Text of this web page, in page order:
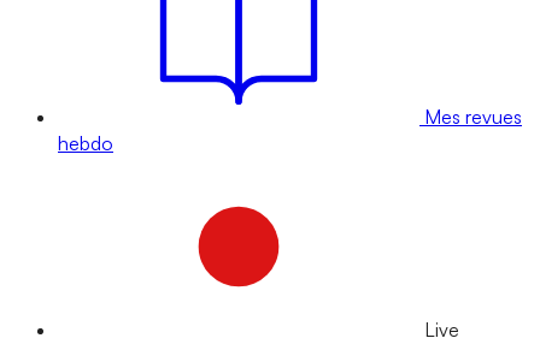
Mes revues
hebdo
Live